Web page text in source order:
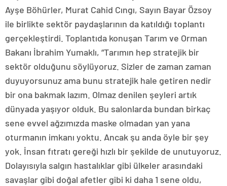
Ayşe Böhürler, Murat Cahid Cıngı, Sayın Bayar Özsoy
ile birlikte sektör paydaşlarının da katıldığı toplantı
gerçekleştirdi. Toplantıda konuşan Tarım ve Orman
Bakanı İbrahim Yumaklı, “Tarımın hep stratejik bir
sektör olduğunu söylüyoruz. Sizler de zaman zaman
duyuyorsunuz ama bunu stratejik hale getiren nedir
bir ona bakmak lazım. Olmaz denilen şeyleri artık
dünyada yaşıyor olduk. Bu salonlarda bundan birkaç
sene evvel ağzımızda maske olmadan yan yana
oturmanın imkanı yoktu. Ancak şu anda öyle bir şey
yok. İnsan fıtratı gereği hızlı bir şekilde de unutuyoruz.
Dolayısıyla salgın hastalıklar gibi ülkeler arasındaki
savaşlar gibi doğal afetler gibi ki daha 1 sene oldu,